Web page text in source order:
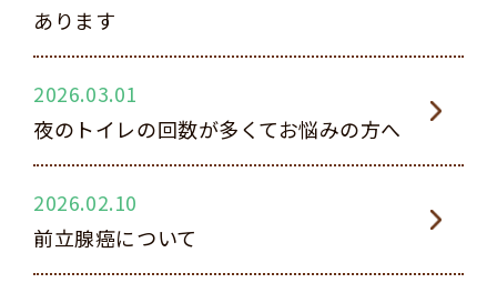
あります
2026.03.01
夜のトイレの回数が多くてお悩みの方へ
2026.02.10
前立腺癌について